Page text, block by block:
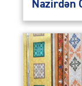
Nazirdən